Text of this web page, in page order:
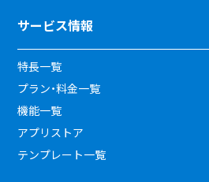
サービス情報
特長一覧
プラン・料金一覧
機能一覧
アプリストア
テンプレート一覧